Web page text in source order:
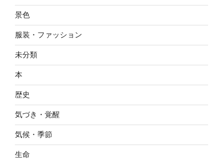
景色
服装・ファッション
未分類
本
歴史
気づき・覚醒
気候・季節
生命